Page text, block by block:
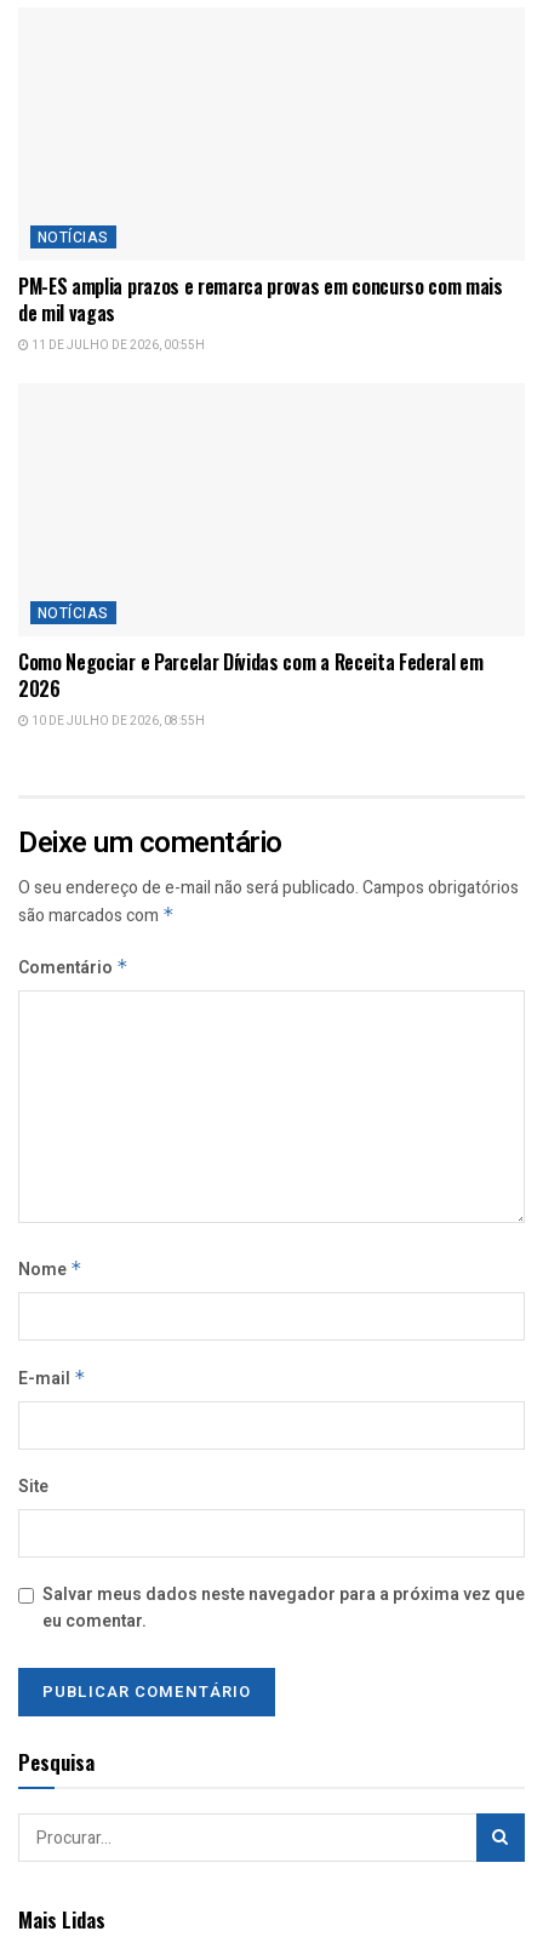
NOTÍCIAS
PM-ES amplia prazos e remarca provas em concurso com mais
de mil vagas
11 DE JULHO DE 2026, 00:55H
NOTÍCIAS
Como Negociar e Parcelar Dívidas com a Receita Federal em
2026
10 DE JULHO DE 2026, 08:55H
Deixe um comentário
O seu endereço de e-mail não será publicado.Campos obrigatórios
são marcados com *
Comentário *
Nome *
E-mail *
Site
Salvar meus dados neste navegador para a próxima vez que
eu comentar.
Pesquisa
Mais Lidas